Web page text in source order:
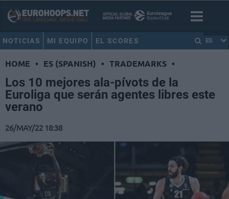
NOTICIAS MI EQUIPO EL SCORES ES
HOME • ES (SPANISH) • TRADEMARKS •
Los 10 mejores ala-pívots de la
Euroliga que serán agentes libres este
verano
26/MAY/22 18:38